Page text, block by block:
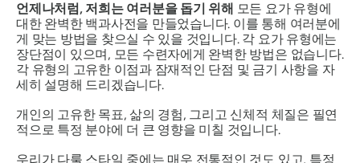
언제나처럼, 저희는 여러분을 돕기 위해 모든 요가 유형에
대한 완벽한 백과사전을 만들었습니다. 이를 통해 여러분에
게 맞는 방법을 찾으실 수 있을 것입니다. 각 요가 유형에는
장단점이 있으며, 모든 수련자에게 완벽한 방법은 없습니다.
각 유형의 고유한 이점과 잠재적인 단점 및 금기 사항을 자
세히 설명해 드리겠습니다.
개인의 고유한 목표, 삶의 경험, 그리고 신체적 체질은 필연
적으로 특정 분야에 더 큰 영향을 미칠 것입니다.
우리가 다룰 스타일 중에는 매우 전통적인 것도 있고, 특정